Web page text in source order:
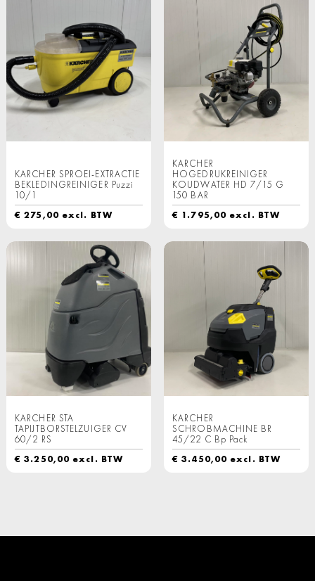
KARCHER SPROEI-EXTRACTIE
BEKLEDINGREINIGER Puzzi
10/1
€ 275,00excl. BTW
KARCHER
HOGEDRUKREINIGER
KOUDWATER HD 7/15 G
150 BAR
€ 1.795,00 excl. BTW
KARCHER STA
TAPIJTBORSTELZUIGER CV
60/2 RS
€ 3.250,00 excl. BTW
KARCHER
SCHROBMACHINE BR
45/22 C Bp Pack
€ 3.450,00 excl. BTW